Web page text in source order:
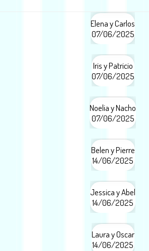
Elena y Carlos
07/06/2025
Iris y Patricio
07/06/2025
Noelia y Nacho
07/06/2025
Belen y Pierre
14/06/2025
Jessica y Abel
14/06/2025
Laura y Oscar
14/06/2025